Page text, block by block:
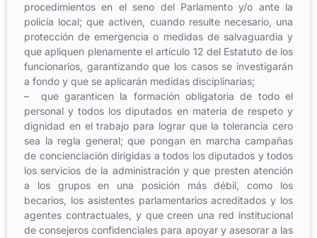
procedimientos en el seno del Parlamento y/o ante la
policía local; que activen, cuando resulte necesario, una
protección de emergencia o medidas de salvaguardia y
que apliquen plenamente el artículo 12 del Estatuto de los
funcionarios, garantizando que los casos se investigarán
a fondo y que se aplicarán medidas disciplinarias;
– que garanticen la formación obligatoria de todo el
personal y todos los diputados en materia de respeto y
dignidad en el trabajo para lograr que la tolerancia cero
sea la regla general; que pongan en marcha campañas
de concienciación dirigidas a todos los diputados y todos
los servicios de la administración y que presten atención
a los grupos en una posición más débil, como los
becarios, los asistentes parlamentarios acreditados y los
agentes contractuales, y que creen una red institucional
de consejeros confidenciales para apoyar y asesorar a las